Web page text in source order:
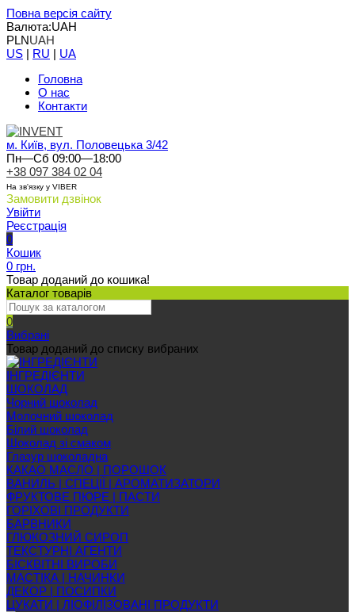
Повна версія сайту
Валюта:UAH
PLNUAH
US | RU | UA
Головна
О нас
Контакти
м. Київ, вул. Половецька 3/42
Пн—Сб 09:00—18:00
+38 097 384 02 04
На зв'язку у VIBER
Замовити дзвінок
Увійти
Реєстрація
0
Кошик
0 грн.
Товар доданий до кошика!
Каталог товарів
0
Вибрані
Товар доданий до списку вибраних
ІНГРЕДІЄНТИ
ШОКОЛАД
Чорний шоколад
Молочний шоколад
Білий шоколад
Шоколад зі смаком
Глазур шоколадна
КАКАО МАСЛО | ПОРОШОК
ВАНИЛЬ | СПЕЦІЇ | АРОМАТИЗАТОРИ
ФРУКТОВЕ ПЮРЕ | ПАСТИ
ГОРІХОВІ ПРОДУКТИ
БАРВНИКИ
ГЛЮКОЗНИЙ СИРОП
ТЕКСТУРНІ АГЕНТИ
БІСКВІТНІ ВИРОБИ
МАСТІКА | НАЧИНКИ
ДЕКОР | ПОСИПКИ
ЦУКАТИ | ЛІОФІЛІЗОВАНІ ПРОДУКТИ